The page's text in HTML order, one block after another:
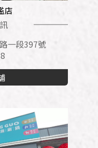
店
一段397號